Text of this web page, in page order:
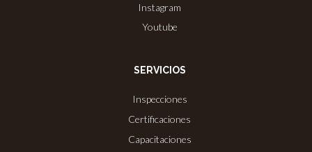
Instagram
Youtube
SERVICIOS
Inspecciones
Certificaciones
Capacitaciones